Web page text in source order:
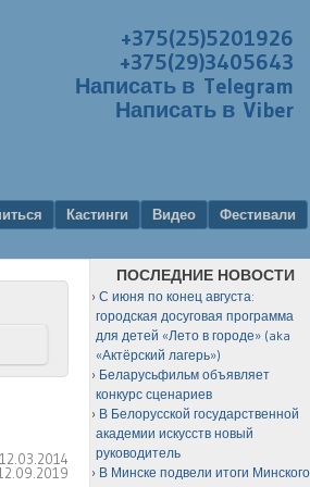
+375(25)5201926
+375(29)3405643
Написать в Telegram
Написать в Viber
Кастинги Видео
Фестивали
12.03.2014
ПОСЛЕДНИЕ НОВОСТИ
С июня по конец августа:
городская досуговая программа
для детей «Лето в городе» (aka
«Актёрский лагерь»)
Беларусьфильм объявляет
конкурс сценариев
В Белорусской государственной
академии искусств новый
руководитель
В Минске подвели итоги Минского